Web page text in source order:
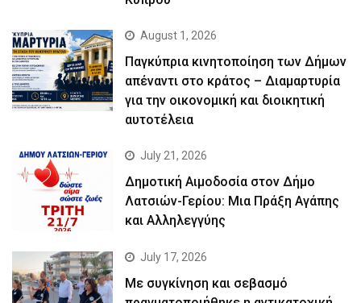
August 1, 2026
Παγκύπρια κινητοποίηση των Δήμων
απέναντι στο κράτος – Διαμαρτυρία
για την οικονομική και διοικητική
αυτοτέλεια
July 21, 2026
Δημοτική Αιμοδοσία στον Δήμο
Λατσιών-Γερίου: Μια Πράξη Αγάπης
και Αλληλεγγύης
July 17, 2026
Με συγκίνηση και σεβασμό